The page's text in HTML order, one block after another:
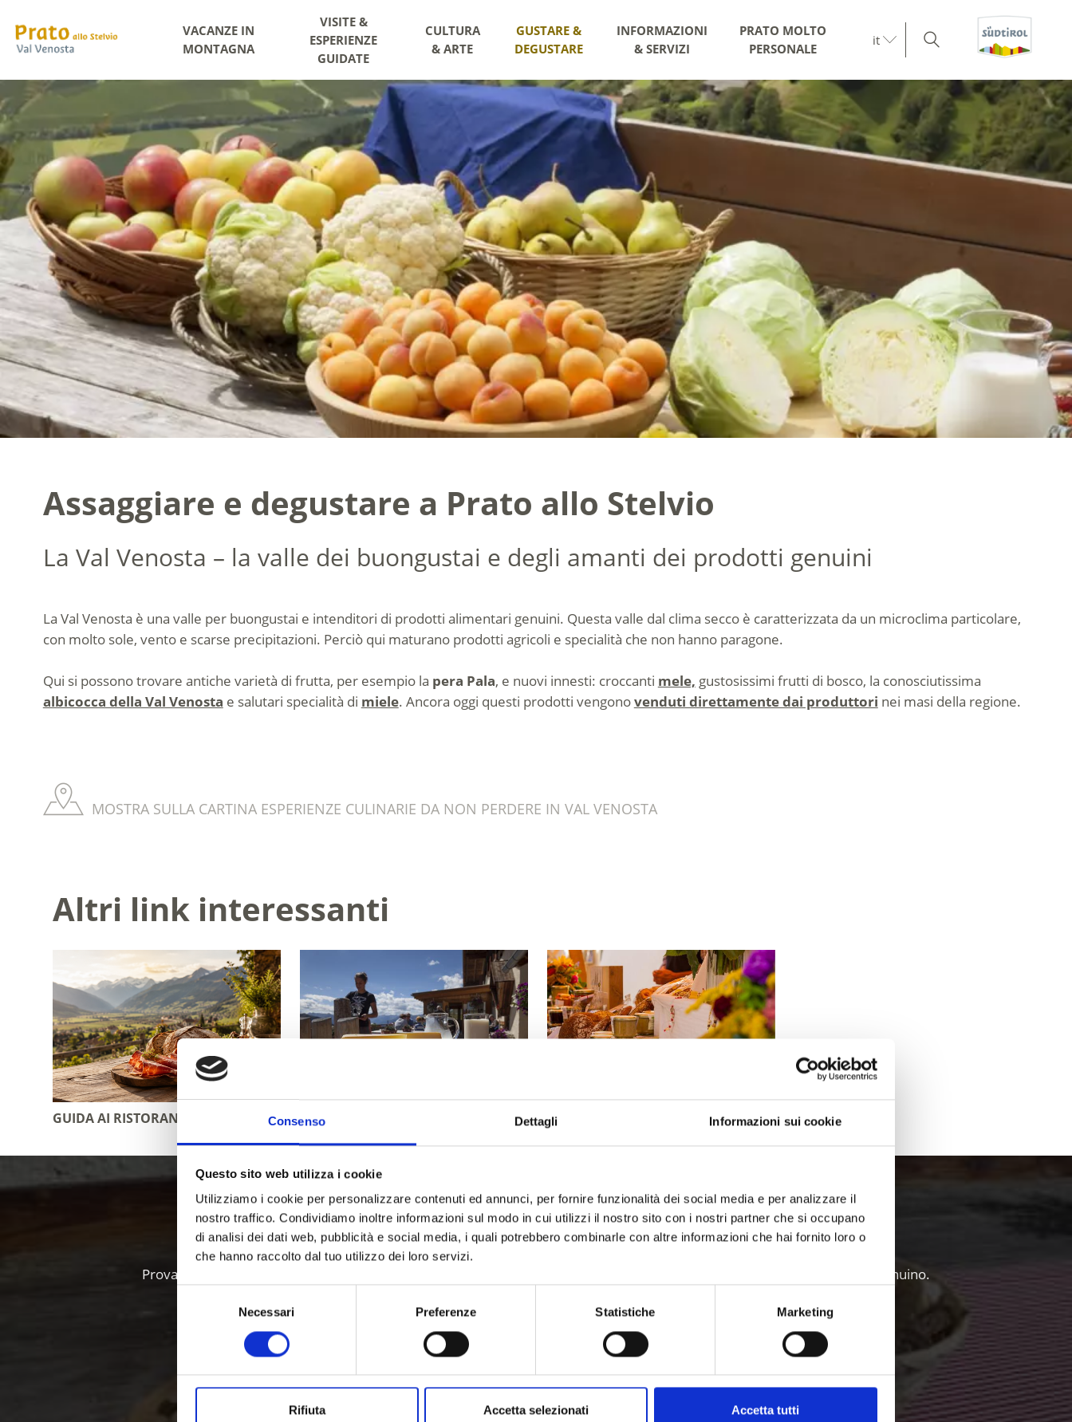
Consenso Dettagli Informazioni sui cookie
Questo sito web utilizza i cookie
Utilizziamo i cookie per personalizzare contenuti ed annunci, per fornire funzionalità dei social media e per analizzare il
nostro traffico. Condividiamo inoltre informazioni sul modo in cui utilizzi il nostro sito con i nostri partner che si occupano
di analisi dei dati web, pubblicità e social media, i quali potrebbero combinarle con altre informazioni che hai fornito loro o
che hanno raccolto dal tuo utilizzo dei loro servizi.
Necessari Preferenze Statistiche Marketing
Rifiuta Accetta selezionati Accetta tutti
VACANZE IN
MONTAGNA
VISITE &
ESPERIENZE
GUIDATE
CULTURA
& ARTE
GUSTARE &
DEGUSTARE
INFORMAZIONI
& SERVIZI
PRATO MOLTO
PERSONALE
it
Assaggiare e degustare a Prato allo Stelvio
La Val Venosta – la valle dei buongustai e degli amanti dei prodotti genuini
La Val Venosta è una valle per buongustai e intenditori di prodotti alimentari genuini. Questa valle dal clima secco è caratterizzata da un microclima particolare,
con molto sole, vento e scarse precipitazioni. Perciò qui maturano prodotti agricoli e specialità che non hanno paragone.
Qui si possono trovare antiche varietà di frutta, per esempio la pera Pala, e nuovi innesti: croccanti mele, gustosissimi frutti di bosco, la conosciutissima
albicocca della Val Venosta e salutari specialità di miele. Ancora oggi questi prodotti vengonovenduti direttamente dai produttori nei masi della regione.
MOSTRA SULLA CARTINA ESPERIENZE CULINARIE DA NON PERDERE IN VAL VENOSTA
Altri link interessanti
GUIDA AI RISTORANTI PRODOTTI & SPECIALITÀ MERCATI
Alto Adige - vivere i piaceri in Val Venosta
Provate la varietà delle specialità locali della Val Venosta in Alto Adige, la valle dei buongustai e degli intenditori del cibo genuino.